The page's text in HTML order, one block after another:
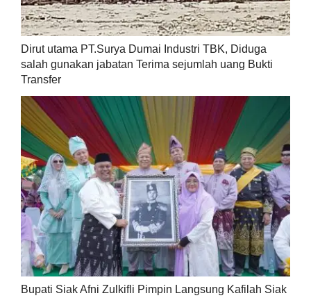
Dirut utama PT.Surya Dumai Industri TBK, Diduga
salah gunakan jabatan Terima sejumlah uang Bukti
Transfer
Bupati Siak Afni Zulkifli Pimpin Langsung Kafilah Siak